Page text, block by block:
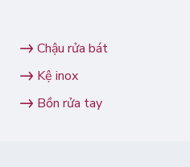
Chậu rửa bát
Kệ inox
Bồn rửa tay